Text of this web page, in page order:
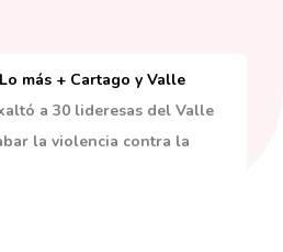
Lo más + Cartago y Valle
a 30 lideresas del Valle
la violencia contra la